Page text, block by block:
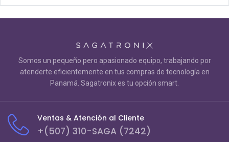
Somos un pequeño pero apasionado equipo, trabajando por
atenderte eficientemente en tus compras de tecnología en
Panamá. Sagatronix es tu opción smart.
Ventas & Atención al Cliente
+(507) 310-SAGA (7242)